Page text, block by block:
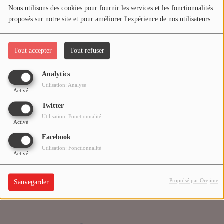
Nous utilisons des cookies pour fournir les services et les fonctionnalités
proposés sur notre site et pour améliorer l'expérience de nos utilisateurs.
Tout accepter Tout refuser
Analytics
Activé
Utilisation: Analyse
Twitter
Activé
Utilisation: Fonctionnalité
Facebook
Activé
Utilisation: Fonctionnalité
Sauvegarder Propulsé par Orejime
Médias
PODCASTS
Agenda
Titres diffusés
Se connecter
Oups, vous avez
rencontré une erreur.
Il semble que la page que vous recherchez n’existe plus.